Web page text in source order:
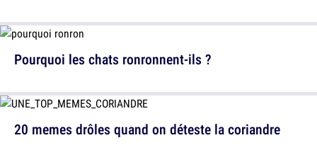
20 memes drôles quand on déteste la coriandre
Pourquoi les chats ronronnent-ils ?